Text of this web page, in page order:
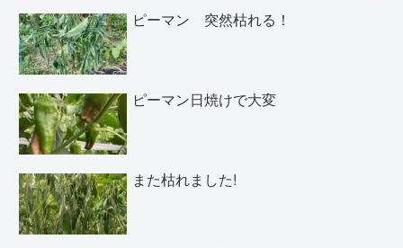
ピーマン 突然枯れる！
ピーマン日焼けで大変
また枯れました!